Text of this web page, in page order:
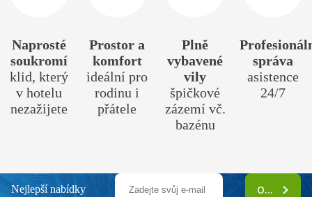
Naprosté
soukromí
klid, který
v hotelu
nezažijete
Prostor a
komfort
ideální pro
rodinu i
přátele
Plně
vybavené
vily
špičkové
zázemí vč.
bazénu
správa
asistence
24/7
Nejlepší nabídky ODEBÍRAT